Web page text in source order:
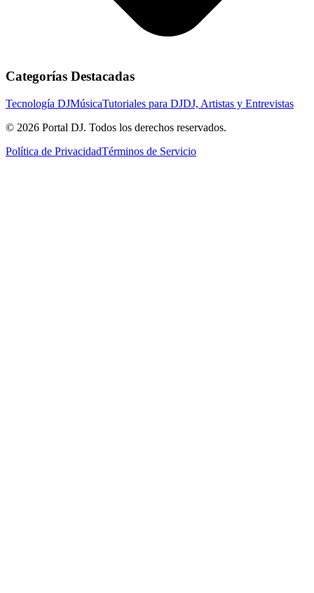
Categorías Destacadas
Tecnología DJMúsicaTutoriales para DJDJ, Artistas y Entrevistas
© 2026 Portal DJ. Todos los derechos reservados.
Política de PrivacidadTérminos de Servicio